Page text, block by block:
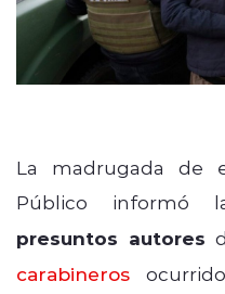
La madrugada de
Público informó
presuntos autores
carabineros